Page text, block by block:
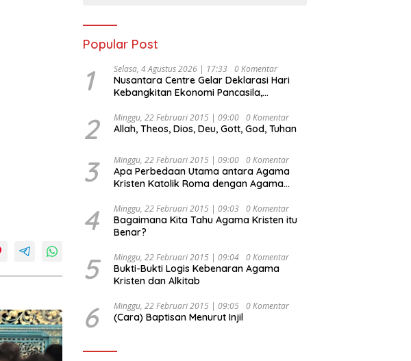
Popular Post
1 Selasa, 4 Agustus 2026 | 17:33 0 Komentar
Nusantara Centre Gelar Deklarasi Hari
Kebangkitan Ekonomi Pancasila,
Djojohadikusumo Anti Penjajahan
(Pergolakan Ekonomi Politik Indonesia) &
Undang Perekonomian Nasional dan
Kesejahteraan Sosial dalam Menata
Bangsa Menuju Indonesia Emas 2045”,
2 Minggu, 22 Februari 2015 | 09:00 0 Komentar
Allah, Theos, Dios, Deu, Gott, God, Tuhan
3 Minggu, 22 Februari 2015 | 09:00 0 Komentar
Apa Perbedaan Utama antara Agama
Kristen Katolik Roma dengan Agama
4 Minggu, 22 Februari 2015 | 09:03 0 Komentar
Bagaimana Kita Tahu Agama Kristen itu
Benar?
5 Minggu, 22 Februari 2015 | 09:04 0 Komentar
Bukti-Bukti Logis Kebenaran Agama
Kristen dan Alkitab
6 Minggu, 22 Februari 2015 | 09:05 0 Komentar
(Cara) Baptisan Menurut Injil